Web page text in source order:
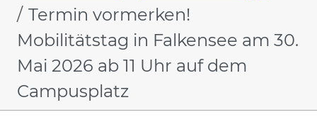
Termin vormerken!
Mobilitätstag in Falkensee am 30.
Mai 2026 ab 11 Uhr auf dem
Campusplatz